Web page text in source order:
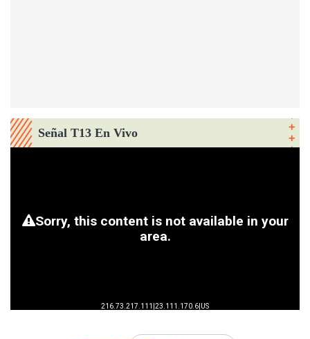
Señal T13 En Vivo